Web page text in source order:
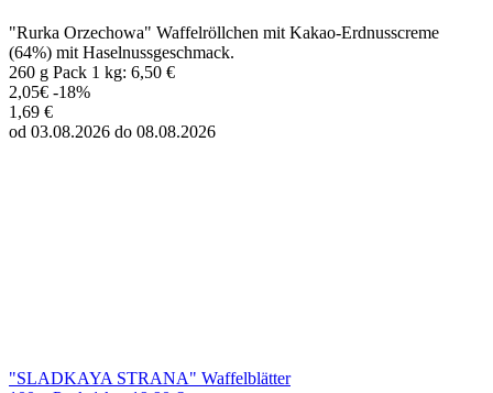
"Rurka Orzechowa" Waffelröllchen mit Kakao-Erdnusscreme
(64%) mit Haselnussgeschmack.
260 g Pack 1 kg: 6,50 €
2,05€ -18%
1,69 €
od 03.08.2026 do 08.08.2026
"SLADKAYA STRANA" Waffelblätter